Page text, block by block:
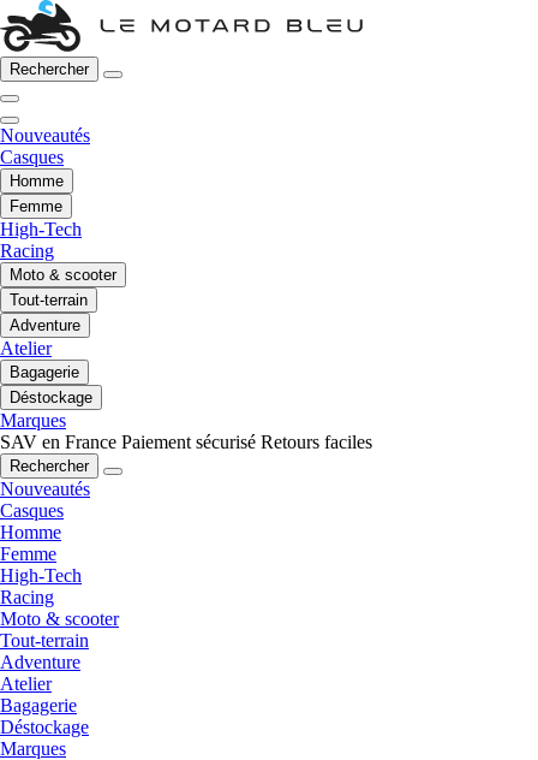
Rechercher
Nouveautés
Casques
Homme
Femme
High-Tech
Racing
Moto & scooter
Tout-terrain
Adventure
Atelier
Bagagerie
Déstockage
Marques
SAV en France Paiement sécurisé Retours faciles
Rechercher
Nouveautés
Casques
Homme
Femme
High-Tech
Racing
Moto & scooter
Tout-terrain
Adventure
Atelier
Bagagerie
Déstockage
Marques